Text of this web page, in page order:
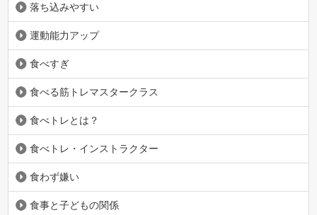
落ち込みやすい
運動能力アップ
食べすぎ
食べる筋トレマスタークラス
食べトレとは？
食べトレ・インストラクター
食わず嫌い
食事と子どもの関係